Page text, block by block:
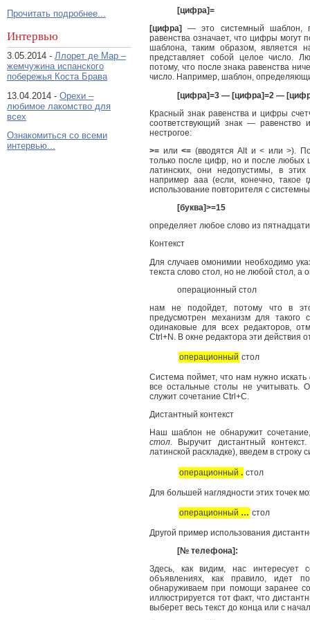
Прочитать подробнее...
Интервью
3.05.2014 - Ллорет де Мар –
жемчужина испанского
побережья Коста Брава
13.04.2014 - Орехи –
любимое лакомство для
всех
Ознакомиться со всеми
интервью...
[цифра]=
[цифра]
— это системный шаблон,
равенства означает, что цифры
шаблона, таким образом, является
представляет собой целое число.
потому, что после знака равенства
число. Например, шаблон,
[цифра]=3 — [цифра]=2 —
Красный знак равенства и цифры
соответствующий знак — равенство
нестрогое:
>= или <= (вводятся Alt и < или >).
только после цифр, но и после любых
латинских, они недопустимы, в этих
например ааа (если, конечно, такое
использование повторителя с
[буква]>=15
определяет любое слово из
Контекст
Для случаев омонимии необходимо
текста слово стол, но не любой стол, а
операционный стол
нам не подойдет, потому что в
предусмотрен механизм для такого
одинаковые для всех редакторов,
Ctrl+N. В окне редактора эти действия
операционный стол
Система поймет, что нам нужно искать
все остальные столы не учитывать.
служит сочетание Ctrl+C.
Дистантный контекст
Наш шаблон не обнаружит
стол. Выручит дистантный
латинской раскладке), введем в строку
операционный . стол
Для большей наглядности этих точек
операционный … стол
Другой пример использования
[№ телефона]:
Здесь, как видим, нас интересует
объявлениях, как правило, идет
обнаруживаем при помощи заранее
иллюстрируется тот факт, что
выберет весь текст до конца или с